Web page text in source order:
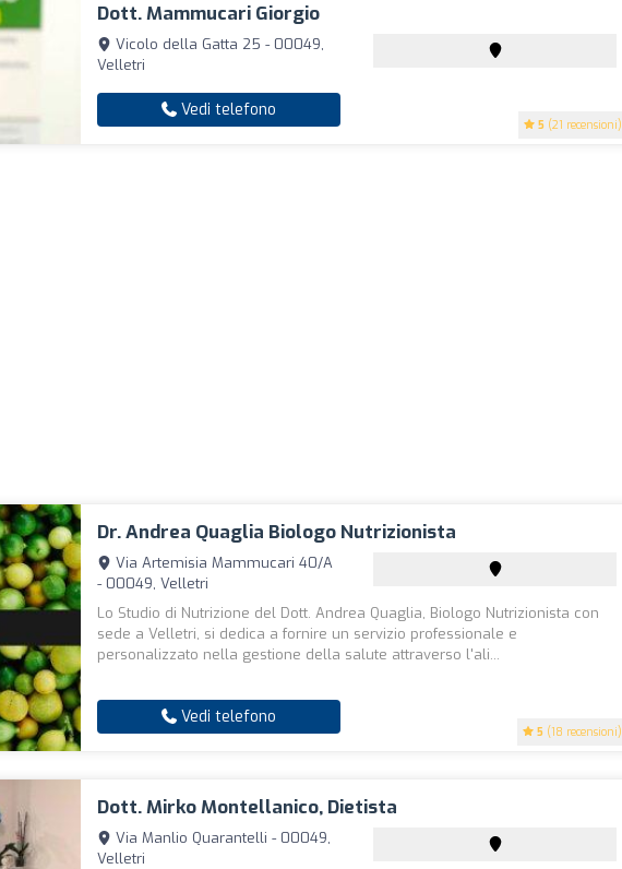
Dott. Mammucari Giorgio
5 (21 recensioni)
Vicolo della Gatta 25 - 00049,
Velletri
Vedi telefono
Dr. Andrea Quaglia Biologo Nutrizionista
5 (18 recensioni)
Via Artemisia Mammucari 40/A
- 00049, Velletri
Lo Studio di Nutrizione del Dott. Andrea Quaglia, Biologo Nutrizionista con
sede a Velletri, si dedica a fornire un servizio professionale e
personalizzato nella gestione della salute attraverso l'ali...
Vedi telefono
Dott. Mirko Montellanico, Dietista
Via Manlio Quarantelli - 00049,
Velletri